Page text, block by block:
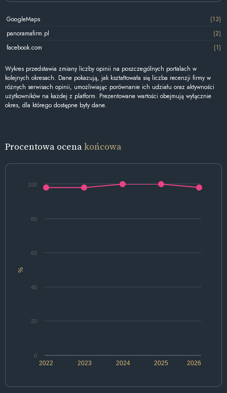
GoogleMaps
(13)
panoramafirm.pl
(2)
facebook.com
(1)
Wykres przedstawia zmiany liczby opinii na poszczególnych portalach w
kolejnych okresach. Dane pokazują, jak kształtowała się liczba recenzji firmy w
różnych serwisach opinii, umożliwiając porównanie ich udziału oraz aktywności
użytkowników na każdej z platform. Prezentowane wartości obejmują wyłącznie
okres, dla którego dostępne były dane.
Procentowa ocenakońcowa
%
2022 2024 2026
2023 2025
0
20
40
60
80
100